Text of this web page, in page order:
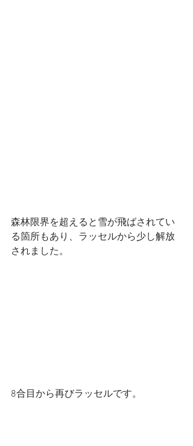
森林限界を超えると雪が飛ばされてい
る箇所もあり、ラッセルから少し解放
されました。
8合目から再びラッセルです。